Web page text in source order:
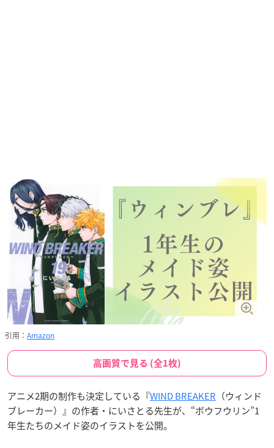
引用： Amazon
高画質で見る (全1枚)
アニメ2期の制作も決定している『WIND BREAKER （ウィンド
ブレーカー）』の作者・にいさとる先生が、“ボウフウリン”1
年生たちのメイド姿のイラストを公開。